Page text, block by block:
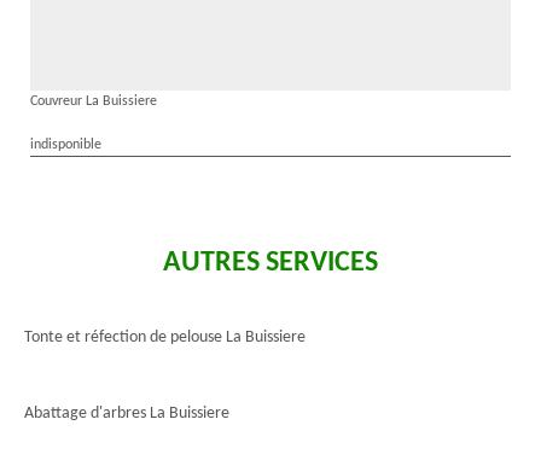
Couvreur La Buissiere
indisponible
AUTRES SERVICES
Tonte et réfection de pelouse La Buissiere
Abattage d'arbres La Buissiere